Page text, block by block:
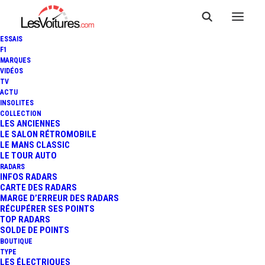
ESSAIS
F1
MARQUES
VIDÉOS
TV
ACTU
INSOLITES
COLLECTION
LES ANCIENNES
LE SALON RÉTROMOBILE
LE MANS CLASSIC
LE TOUR AUTO
RADARS
INFOS RADARS
CARTE DES RADARS
MARGE D’ERREUR DES RADARS
RÉCUPÉRER SES POINTS
TOP RADARS
SOLDE DE POINTS
BOUTIQUE
TYPE
LES ÉLECTRIQUES